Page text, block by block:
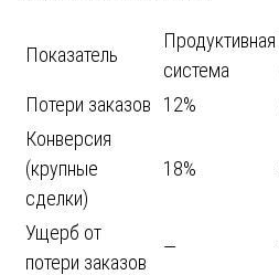
Показатель
Продуктивная
система
Потери заказов 12%
Конверсия
(крупные
сделки)
18%
Ущерб от
потери заказов
—